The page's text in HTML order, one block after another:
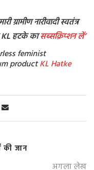
ग्रामीण नारीवादी स्वतंत्र
KL हटके कासब्सक्रिप्शनलें’
feminist
productKL Hatke
जान
अगला लेख